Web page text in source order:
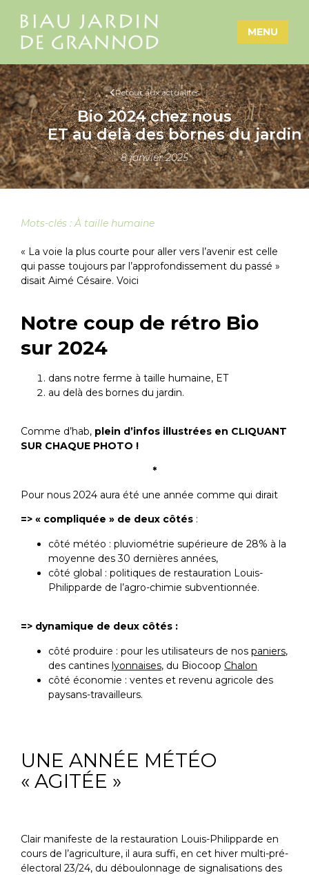
MENU
Retour aux actualités
Bio 2024 chez nous
ET au delà des bornes du jardin
8 janvier 2025
Mots-clés :À taille humaine
« La voie la plus courte pour aller vers l’avenir est celle
qui passe toujours par l’approfondissement du passé »
disait Aimé Césaire. Voici
Notre coup de rétro Bio
sur 2024
dans notre ferme à taille humaine, ET
au delà des bornes du jardin.
Comme d’hab, plein d’infos illustrées en CLIQUANT
SUR CHAQUE PHOTO !
*
Pour nous 2024 aura été une année comme qui dirait
=> « compliquée » de deux côtés :
côté météo : pluviométrie supérieure de 28% à la
moyenne des 30 dernières années,
côté global : politiques de restauration Louis-
Philipparde de l’agro-chimie subventionnée.
=> dynamique de deux côtés :
côté produire : pour les utilisateurs de nos paniers,
des cantines lyonnaises, du Biocoop Chalon
côté économie : ventes et revenu agricole des
paysans-travailleurs.
UNE ANNÉE MÉTÉO
« AGITÉE »
Clair manifeste de la restauration Louis-Philipparde en
cours de l’agriculture, il aura suffi, en cet hiver multi-pré-
électoral 23/24, du déboulonnage de signalisations des